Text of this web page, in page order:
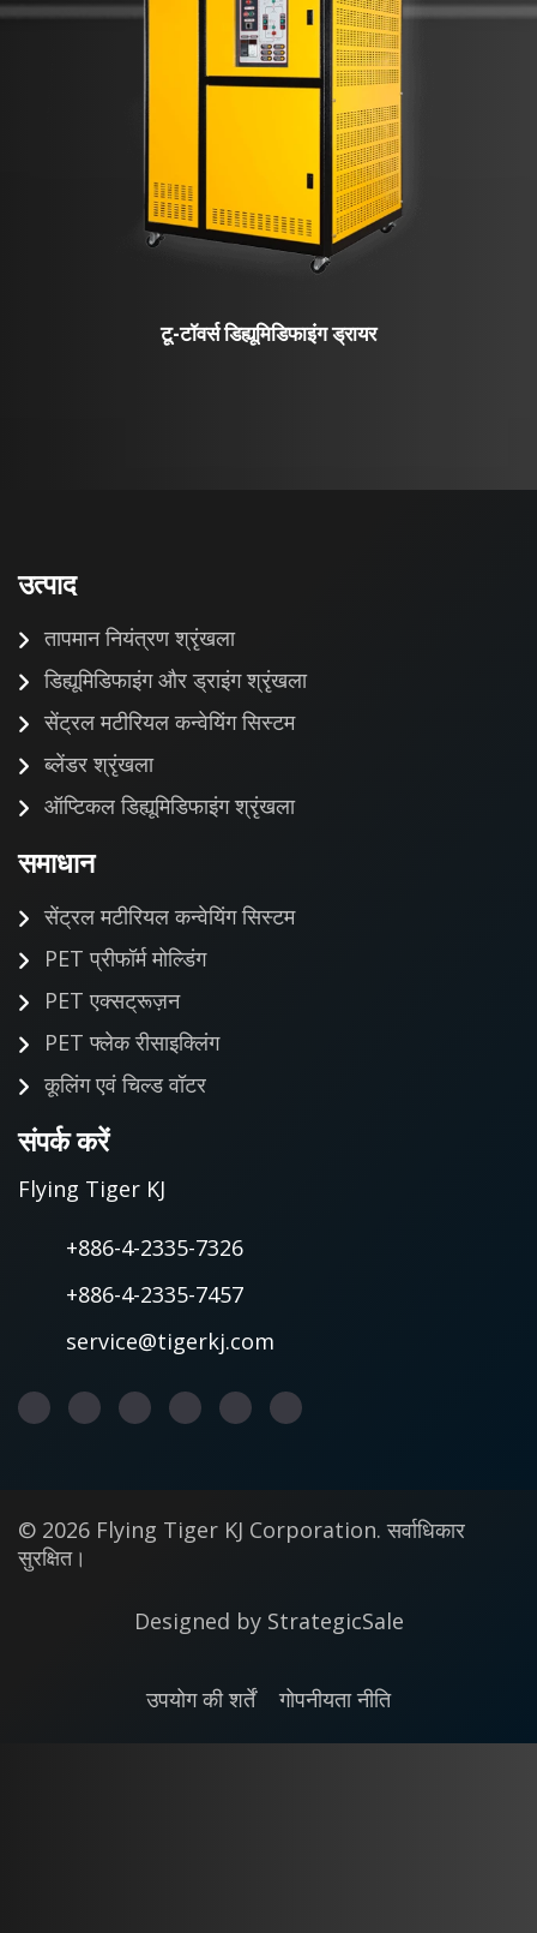
टू-टॉवर्स डिह्यूमिडिफाइंग ड्रायर
उत्पाद
तापमान नियंत्रण श्रृंखला
डिह्यूमिडिफाइंग और ड्राइंग श्रृंखला
सेंट्रल मटीरियल कन्वेयिंग सिस्टम
ब्लेंडर श्रृंखला
ऑप्टिकल डिह्यूमिडिफाइंग श्रृंखला
समाधान
सेंट्रल मटीरियल कन्वेयिंग सिस्टम
PET प्रीफॉर्म मोल्डिंग
PET एक्सट्रूज़न
PET फ्लेक रीसाइक्लिंग
कूलिंग एवं चिल्ड वॉटर
संपर्क करें
Flying Tiger KJ
+886-4-2335-7326
+886-4-2335-7457
service@tigerkj.com
© 2026 Flying Tiger KJ Corporation. सर्वाधिकार
सुरक्षित।
Designed by StrategicSale
उपयोग की शर्तें गोपनीयता नीति